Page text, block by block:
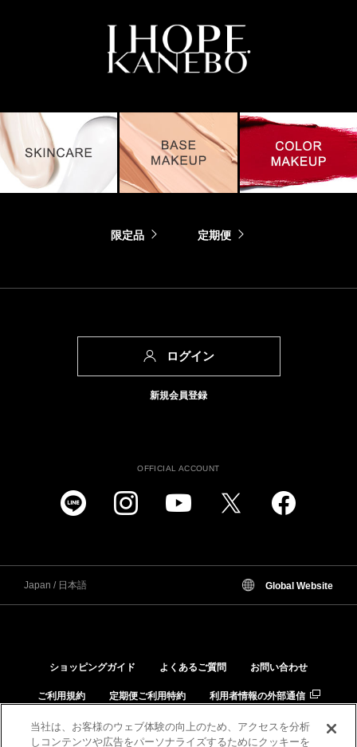
限定品 定期便
ログイン
新規会員登録
OFFICIAL ACCOUNT
Japan / 日本語 Global Website
ショッピングガイド よくあるご質問 お問い合わせ
ご利用規約 定期便ご利用特約 利用者情報の外部通信
個人情報保護方針 特定商取引法に基づく表示
当社は、お客様のウェブ体験の向上のため、アクセスを分析
しコンテンツや広告をパーソナライズするためにクッキーを